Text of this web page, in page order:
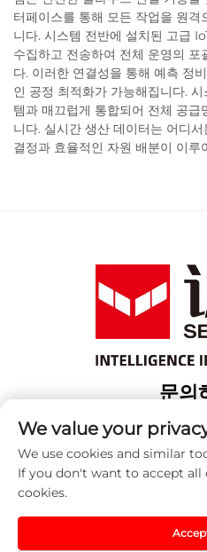
터페이스를 통해 모든 작업을 원
니다. 시스템 전반에 설치된 고급
수집하고 전송하여 전체 운영의 포
다. 이러한 연결성을 통해 예측 정
인 공정 최적화가 가능해집니다.
템과 매끄럽게 통합되어 전체 공
니다. 실시간 생산 데이터는 어디
결정과 효율적인 자원 배분이 이루
문의
Add: 상해 보산 구 위항로 18번
전화:+86-13917707297
이메일:[email protected]
저작권 © 2025 중국 센세포크 (
We value your
We use cookies and similar
If you don't want to accept all
cookies.